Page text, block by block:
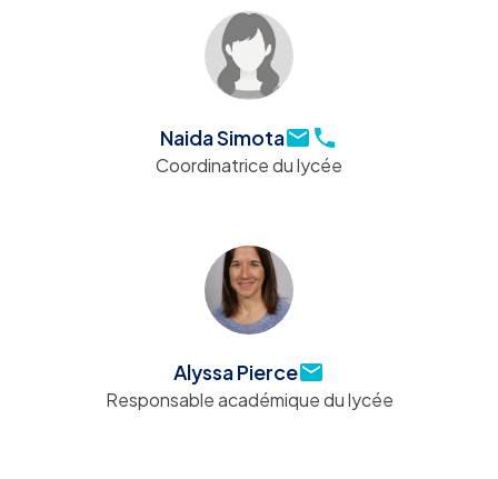
Naida Simota
Coordinatrice du lycée
Alyssa Pierce
Responsable académique du lycée